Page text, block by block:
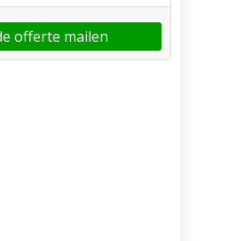
offerte mailen